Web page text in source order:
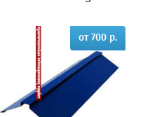
от 700 р.